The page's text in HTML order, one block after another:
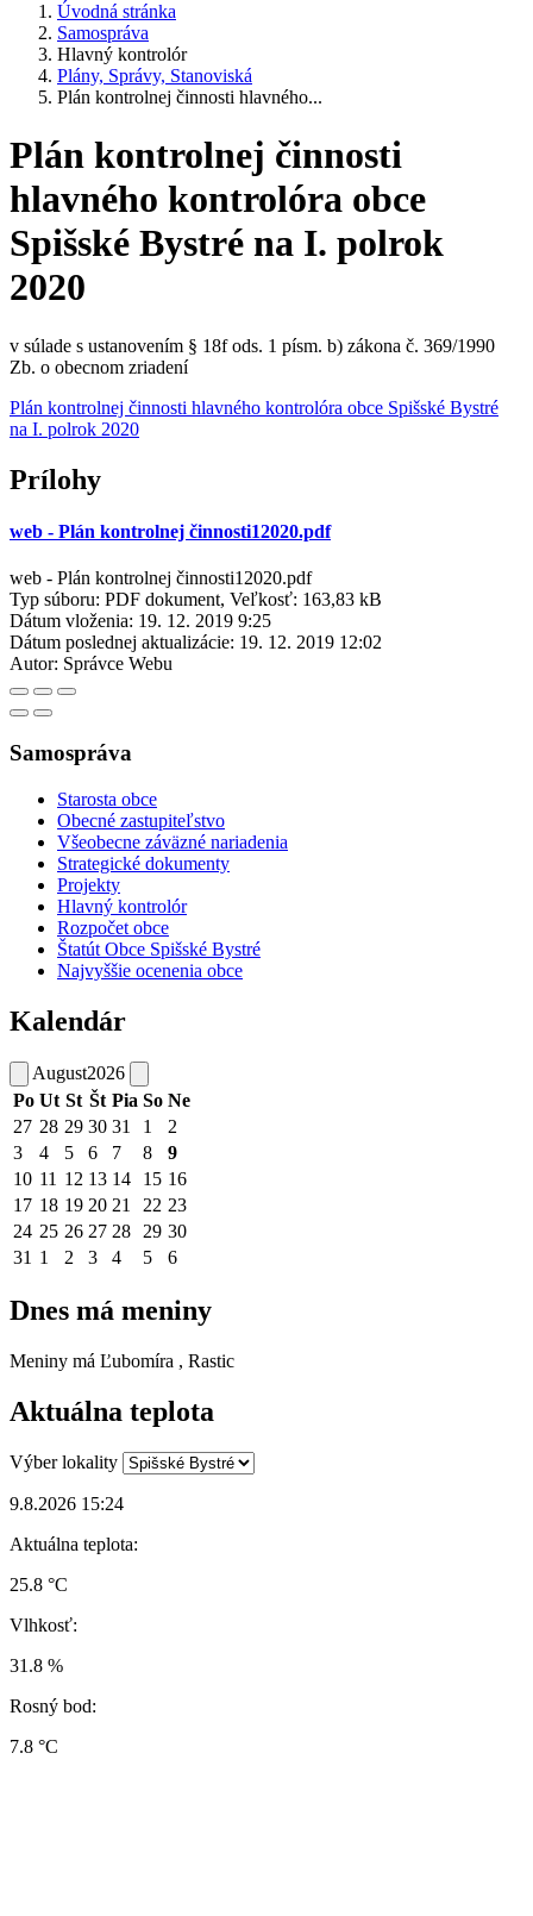
Úvodná stránka
Samospráva
Hlavný kontrolór
Plány, Správy, Stanoviská
Plán kontrolnej činnosti hlavného...
Plán kontrolnej činnosti
hlavného kontrolóra obce
Spišské Bystré na I. polrok
2020
v súlade s ustanovením § 18f ods. 1 písm. b) zákona č. 369/1990
Zb. o obecnom zriadení
Plán kontrolnej činnosti hlavného kontrolóra obce Spišské Bystré
na I. polrok 2020
Prílohy
web - Plán kontrolnej činnosti12020.pdf
web - Plán kontrolnej činnosti12020.pdf
Typ súboru: PDF dokument, Veľkosť: 163,83 kB
Dátum vloženia: 19. 12. 2019 9:25
Dátum poslednej aktualizácie: 19. 12. 2019 12:02
Autor: Správce Webu
Samospráva
Starosta obce
Obecné zastupiteľstvo
Všeobecne záväzné nariadenia
Strategické dokumenty
Projekty
Hlavný kontrolór
Rozpočet obce
Štatút Obce Spišské Bystré
Najvyššie ocenenia obce
Kalendár
August2026
Po Ut St Št Pia So Ne
27 28 29 30 31 1
2
3
4 5 6 7 8
9
10 11 12 13 14 15 16
17 18 19 20 21 22 23
24 25 26 27 28 29 30
31 1 2 3 4 5 6
Dnes má meniny
Meniny má Ľubomíra , Rastic
Aktuálna teplota
Výber lokality
9.8.2026 15:24
Aktuálna teplota:
25.8 °C
Vlhkosť:
31.8 %
Rosný bod:
7.8 °C